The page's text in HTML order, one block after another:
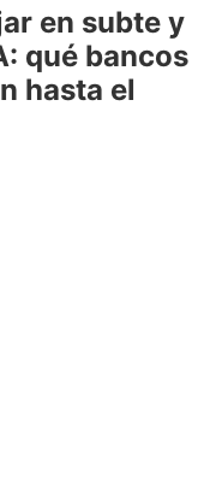
en subte y
qué bancos
hasta el